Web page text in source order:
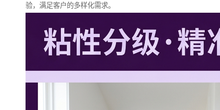
验，满足客户的多样化需求。